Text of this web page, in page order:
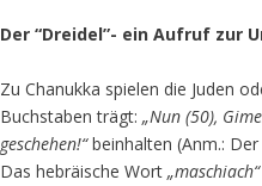
Der “Dreidel”- ein Aufruf zur
Zu Chanukka spielen die Juden
Buchstaben trägt: „Nun (50),
geschehen!“beinhalten (Anm.:
Das hebräische Wort „maschiach“